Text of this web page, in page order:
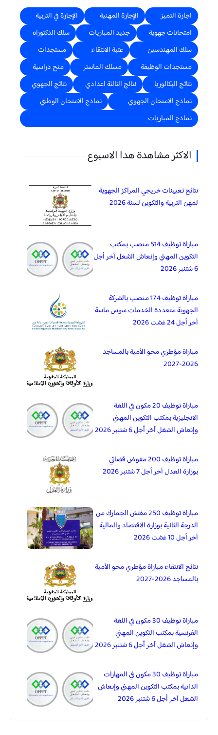
اجازة التميز الإجازة المهنية
الإجازة في التربية
امتحانات جهوية
جديد المباريات
سلك الدكتوراه
سلك المهندسين
عتبة الانتقاء
مستجدات
مستجدات الوظيفة
مسلك الماستر
منح دراسية
نتائج البكالوريا
نتائج الثالثة اعدادي
نتائج الجهوي
نماذج الامتحان الجهوي
نماذج الامتحان الوطني
نماذج المباريات
الاكثر مشاهدة هدا الاسبوع
نتائج تعيينات خريجي المراكز الجهوية
لمهن التربية والتكوين لسنة 2026
مباراة توظيف 514 منصب بمكتب
التكوين المهني وإنعاش الشغل آخر أجل
6 شتنبر 2026
مباراة توظيف 174 منصب بالشركة
الجهوية متعددة الخدمات سوس ماسة
آخر أجل 24 غشت 2026
مباراة مؤطري محو الأمية بالمساجد
2026-2027
مباراة توظيف 20 مكون في اللغة
الانجليزية بمكتب التكوين المهني
وإنعاش الشغل آخر أجل 6 شتنبر 2026
مباراة توظيف 200 مفوض قضائي
بوزارة العدل آخر أجل 7 شتنبر 2026
مباراة توظيف 250 مفتش الجمارك من
الدرجة الثانية بوزارة الاقتصاد والمالية
آخر أجل 10 غشت 2026
نتائج الانتقاء مباراة مؤطري محو الأمية
بالمساجد 2026-2027
مباراة توظيف 30 مكون في اللغة
الفرنسية بمكتب التكوين المهني
وإنعاش الشغل آخر أجل 6 شتنبر 2026
مباراة توظيف 30 مكون في المهارات
الداتية بمكتب التكوين المهني وإنعاش
الشغل آخر أجل 6 شتنبر 2026